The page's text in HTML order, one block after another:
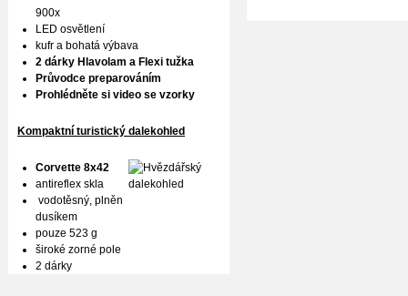
900x
LED osvětlení
kufr a bohatá výbava
2 dárky Hlavolam a Flexi tužka
Průvodce preparováním
Prohlédněte si video se vzorky
Kompaktní turistický dalekohled
Corvette 8x42
antireflex skla
vodotěsný, plněn
dusíkem
pouze 523 g
široké zorné pole
2 dárky